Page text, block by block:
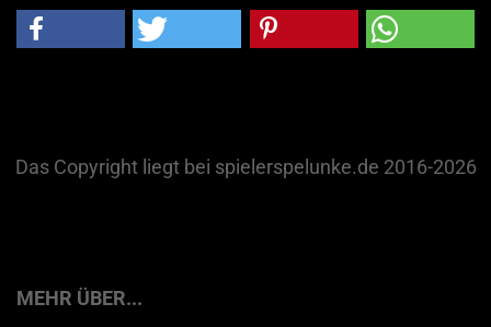
Das Copyright liegt bei spielerspelunke.de 2016-2026
MEHR ÜBER...